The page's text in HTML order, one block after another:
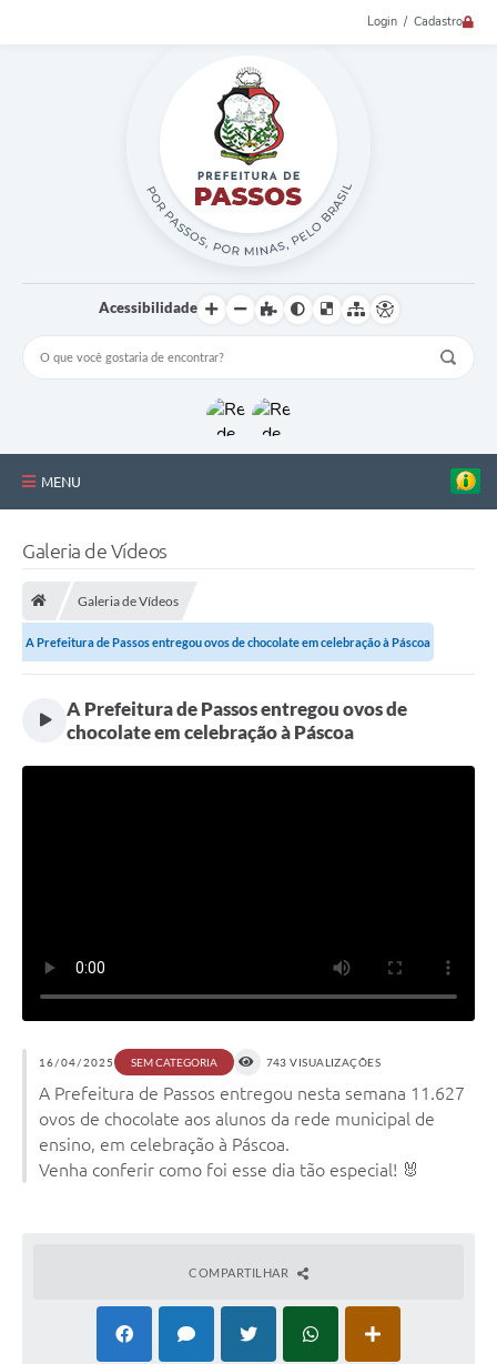
Login / Cadastro
Acessibilidade
MENU
Estrutura Administrativa
Galeria de Fotos
Galeria de Vídeos
Galeria de Vídeos
A Prefeitura de Passos entregou ovos de chocolate em celebração à Páscoa
A Prefeitura de Passos entregou ovos de
chocolate em celebração à Páscoa
16/04/2025 SEM CATEGORIA 743 VISUALIZAÇÕES
A Prefeitura de Passos entregou nesta semana 11.627
ovos de chocolate aos alunos da rede municipal de
ensino, em celebração à Páscoa.
Venha conferir como foi esse dia tão especial! 🐰
COMPARTILHAR